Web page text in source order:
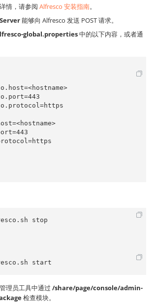
情，请参阅 Alfresco 安装指南。
能够向 Alfresco 发送 POST 请求。
global.properties中的以下内容，或者通
stop
start
理员工具中通过 /share/page/console/admin-
检查模块。